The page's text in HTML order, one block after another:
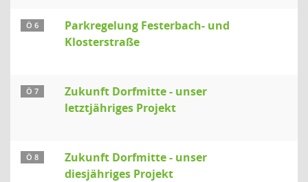
Ö 6
Parkregelung Festerbach- und
Klosterstraße
Ö 7
Zukunft Dorfmitte - unser
letztjähriges Projekt
Ö 8
Zukunft Dorfmitte - unser
diesjähriges Projekt